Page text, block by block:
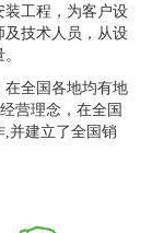
工程，为客户设
及技术人员，从设
全国各地均有地
营理念，在全国
并建立了全国销